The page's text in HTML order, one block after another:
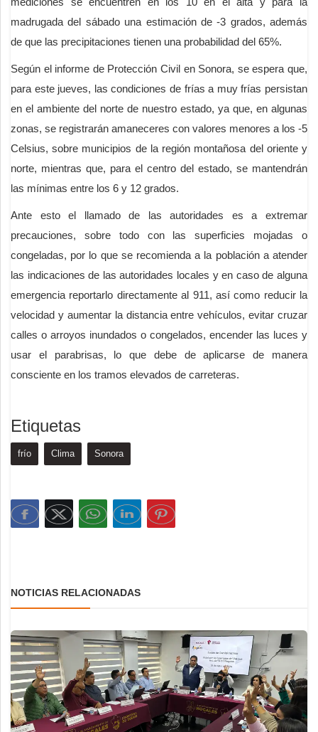
madrugada del sábado una estimación de -3 grados, además
de que las precipitaciones tienen una probabilidad del 65%.
Según el informe de Protección Civil en Sonora, se espera que,
para este jueves, las condiciones de frías a muy frías persistan
en el ambiente del norte de nuestro estado, ya que, en algunas
zonas, se registrarán amaneceres con valores menores a los -5
Celsius, sobre municipios de la región montañosa del oriente y
norte, mientras que, para el centro del estado, se mantendrán
las mínimas entre los 6 y 12 grados.
Ante esto el llamado de las autoridades es a extremar
precauciones, sobre todo con las superficies mojadas o
congeladas, por lo que se recomienda a la población a atender
las indicaciones de las autoridades locales y en caso de alguna
emergencia reportarlo directamente al 911, así como reducir la
velocidad y aumentar la distancia entre vehículos, evitar cruzar
calles o arroyos inundados o congelados, encender las luces y
usar el parabrisas, lo que debe de aplicarse de manera
consciente en los tramos elevados de carreteras.
Etiquetas
frío Clima Sonora
NOTICIAS RELACIONADAS